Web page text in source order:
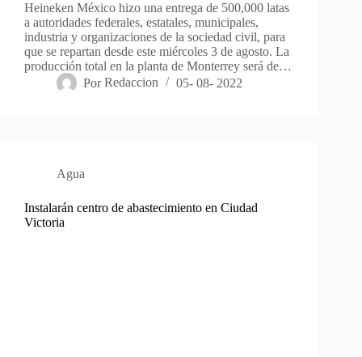
Heineken México hizo una entrega de 500,000 latas
a autoridades federales, estatales, municipales,
industria y organizaciones de la sociedad civil, para
que se repartan desde este miércoles 3 de agosto. La
producción total en la planta de Monterrey será de…
Por Redaccion 05- 08- 2022
Agua
Instalarán centro de abastecimiento en Ciudad
Victoria